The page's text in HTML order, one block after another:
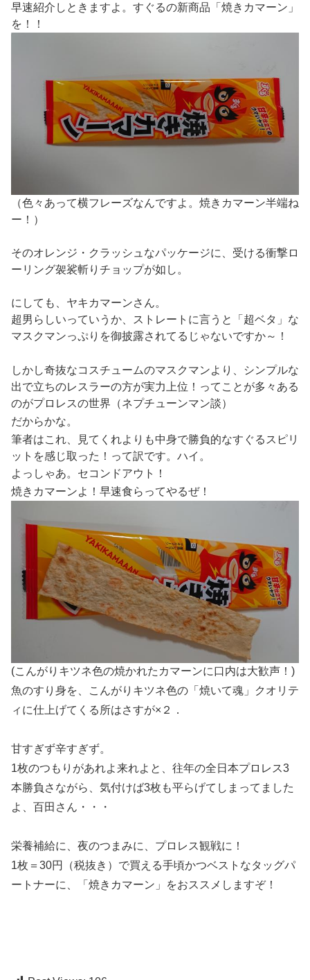
早速紹介しときますよ。すぐるの新商品「焼きカマーン」
を！！
（色々あって横フレーズなんですよ。焼きカマーン半端ね
ー！）
そのオレンジ・クラッシュなパッケージに、受ける衝撃ロ
ーリング袈裟斬りチョップが如し。
にしても、ヤキカマーンさん。
超男らしいっていうか、ストレートに言うと「超ベタ」な
マスクマンっぷりを御披露されてるじゃないですか～！
しかし奇抜なコスチュームのマスクマンより、シンプルな
出で立ちのレスラーの方が実力上位！ってことが多々ある
のがプロレスの世界（ネプチューンマン談）
だからかな。
筆者はこれ、見てくれよりも中身で勝負的なすぐるスピリ
ットを感じ取った！って訳です。ハイ。
よっしゃあ。セコンドアウト！
焼きカマーンよ！早速食らってやるぜ！
(こんがりキツネ色の焼かれたカマーンに口内は大歓声！)
魚のすり身を、こんがりキツネ色の「焼いて魂」クオリテ
ィに仕上げてくる所はさすが×２．
甘すぎず辛すぎず。
1枚のつもりがあれよ来れよと、往年の全日本プロレス3
本勝負さながら、気付けば3枚も平らげてしまってました
よ、百田さん・・・
栄養補給に、夜のつまみに、プロレス観戦に！
1枚＝30円（税抜き）で買える手頃かつベストなタッグパ
ートナーに、「焼きカマーン」をおススメしますぞ！